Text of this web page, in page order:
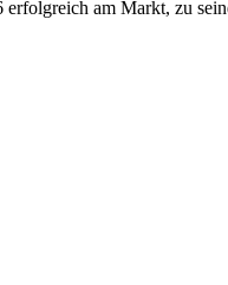
am Markt, zu